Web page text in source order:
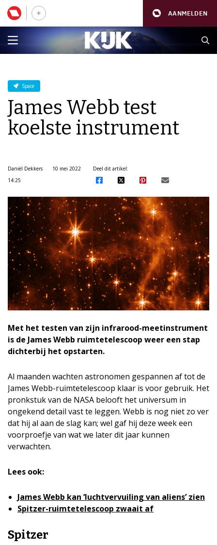
AANMELDEN
Space
James Webb test
koelste instrument
Daniël Dekkers
10 mei 2022
14:25
Deel dit artikel:
Met het testen van zijn infrarood-meetinstrument
is de James Webb ruimtetelescoop weer een stap
dichterbij het opstarten.
Al maanden wachten astronomen gespannen af tot de
James Webb-ruimtetelescoop klaar is voor gebruik. Het
pronkstuk van de NASA belooft het universum in
ongekend detail vast te leggen. Webb is nog niet zo ver
dat hij al aan de slag kan; wel gaf hij deze week een
voorproefje van wat we later dit jaar kunnen
verwachten.
Lees ook:
James Webb kan ‘luchtvervuiling van aliens’ zien
Spitzer-ruimtetelescoop zwaait af
Spitzer